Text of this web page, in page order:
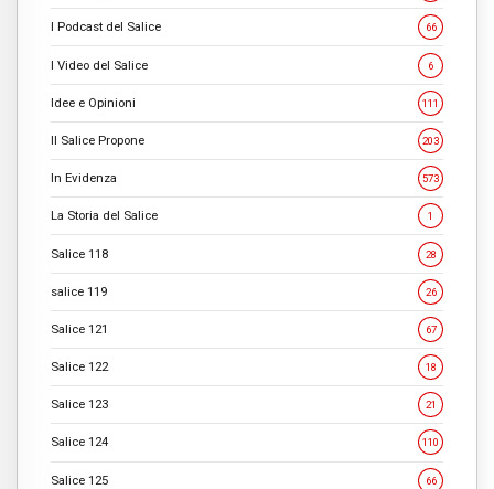
I Podcast del Salice 66
I Video del Salice 6
Idee e Opinioni 111
Il Salice Propone 203
In Evidenza 573
La Storia del Salice 1
Salice 118 28
salice 119 26
Salice 121 67
Salice 122 18
Salice 123 21
Salice 124 110
Salice 125 66